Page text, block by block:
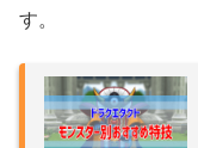
す。